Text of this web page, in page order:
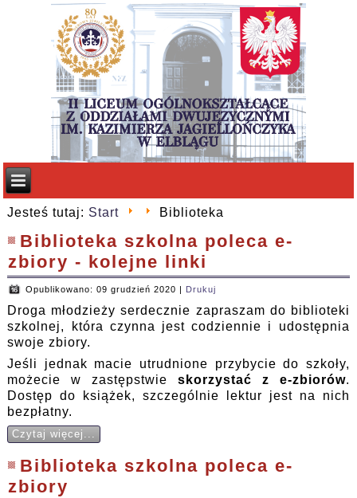
Jesteś tutaj: Start Biblioteka
Biblioteka szkolna poleca e-
zbiory - kolejne linki
Opublikowano: 09 grudzień 2020 | Drukuj
Droga młodzieży serdecznie zapraszam do biblioteki
szkolnej, która czynna jest codziennie i udostępnia
swoje zbiory.
Jeśli jednak macie utrudnione przybycie do szkoły,
możecie w zastępstwie skorzystać z e-zbiorów.
Dostęp do książek, szczególnie lektur jest na nich
bezpłatny.
Czytaj więcej...
Biblioteka szkolna poleca e-
zbiory